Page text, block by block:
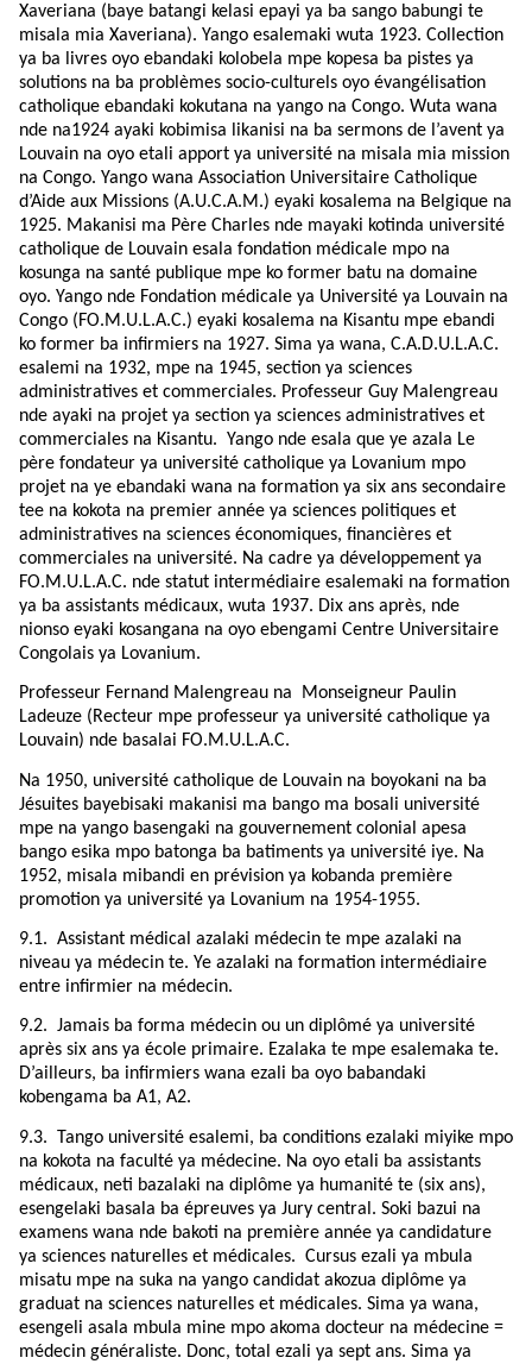
Xaveriana (baye batangi kelasi epayi ya ba sango babungi te
misala mia Xaveriana). Yango esalemaki wuta 1923. Collection
ya ba livres oyo ebandaki kolobela mpe kopesa ba pistes ya
solutions na ba problèmes socio-culturels oyo évangélisation
catholique ebandaki kokutana na yango na Congo. Wuta wana
nde na1924 ayaki kobimisa likanisi na ba sermons de l’avent ya
Louvain na oyo etali apport ya université na misala mia mission
na Congo. Yango wana Association Universitaire Catholique
d’Aide aux Missions (A.U.C.A.M.) eyaki kosalema na Belgique na
1925. Makanisi ma Père Charles nde mayaki kotinda université
catholique de Louvain esala fondation médicale mpo na
kosunga na santé publique mpe ko former batu na domaine
oyo. Yango nde Fondation médicale ya Université ya Louvain na
Congo (FO.M.U.L.A.C.) eyaki kosalema na Kisantu mpe ebandi
ko former ba infirmiers na 1927. Sima ya wana, C.A.D.U.L.A.C.
esalemi na 1932, mpe na 1945, section ya sciences
administratives et commerciales. Professeur Guy Malengreau
nde ayaki na projet ya section ya sciences administratives et
commerciales na Kisantu. Yango nde esala que ye azala Le
père fondateur ya université catholique ya Lovanium mpo
projet na ye ebandaki wana na formation ya six ans secondaire
tee na kokota na premier année ya sciences politiques et
administratives na sciences économiques, financières et
commerciales na université. Na cadre ya développement ya
FO.M.U.L.A.C. nde statut intermédiaire esalemaki na formation
ya ba assistants médicaux, wuta 1937. Dix ans après, nde
nionso eyaki kosangana na oyo ebengami Centre Universitaire
Congolais ya Lovanium.
Professeur Fernand Malengreau na Monseigneur Paulin
Ladeuze (Recteur mpe professeur ya université catholique ya
Louvain) nde basalai FO.M.U.L.A.C.
Na 1950, université catholique de Louvain na boyokani na ba
Jésuites bayebisaki makanisi ma bango ma bosali université
mpe na yango basengaki na gouvernement colonial apesa
bango esika mpo batonga ba batiments ya université iye. Na
1952, misala mibandi en prévision ya kobanda première
promotion ya université ya Lovanium na 1954-1955.
9.1. Assistant médical azalaki médecin te mpe azalaki na
niveau ya médecin te. Ye azalaki na formation intermédiaire
entre infirmier na médecin.
9.2. Jamais ba forma médecin ou un diplômé ya université
après six ans ya école primaire. Ezalaka te mpe esalemaka te.
D’ailleurs, ba infirmiers wana ezali ba oyo babandaki
kobengama ba A1, A2.
9.3.
Tango université esalemi, ba conditions ezalaki miyike mpo
na kokota na faculté ya médecine. Na oyo etali ba assistants
médicaux, neti bazalaki na diplôme ya humanité te (six ans),
esengelaki basala ba épreuves ya Jury central. Soki bazui na
examens wana nde bakoti na première année ya candidature
ya sciences naturelles et médicales. Cursus ezali ya mbula
misatu mpe na suka na yango candidat akozua diplôme ya
graduat na sciences naturelles et médicales. Sima ya wana,
esengeli asala mbula mine mpo akoma docteur na médecine =
médecin généraliste. Donc, total ezali ya sept ans. Sima ya